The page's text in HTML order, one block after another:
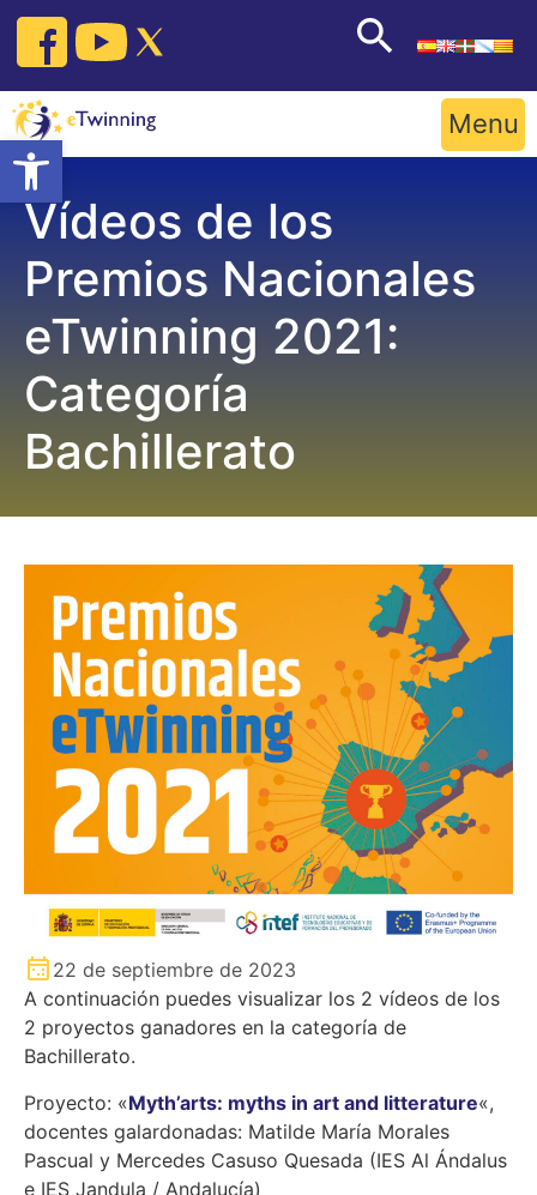
Open toolbar
Skip
content
Menu
Vídeos de los
Premios Nacionales
eTwinning 2021:
Categoría
Bachillerato
22 de septiembre de 2023
A continuación puedes visualizar los 2 vídeos de los
2 proyectos ganadores en la categoría de
Bachillerato.
Proyecto: «Myth’arts: myths in art and litterature«,
docentes galardonadas: Matilde María Morales
Pascual y Mercedes Casuso Quesada (IES Al Ándalus
e IES Jandula / Andalucía)